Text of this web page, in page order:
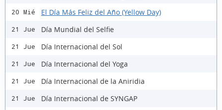
20 Mié El Día Más Feliz del Año (Yellow Day)
21 Jue Día Mundial del Selfie
21 Jue Día Internacional del Sol
21 Jue Día Internacional del Yoga
21 Jue Día Internacional de la Aniridia
21 Jue Día Internacional de SYNGAP